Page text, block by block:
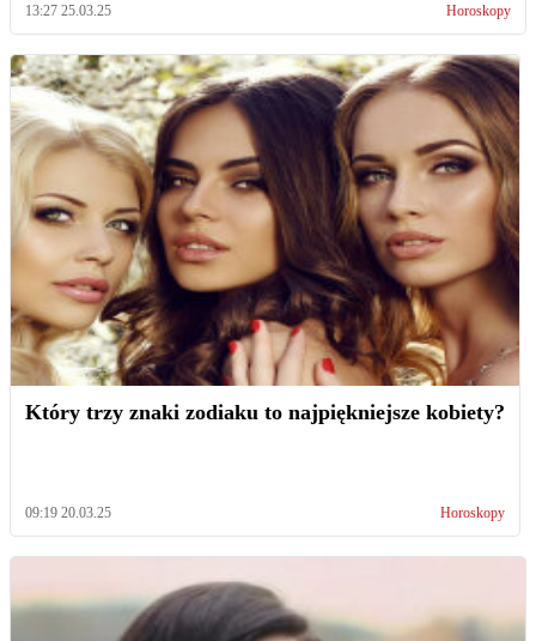
13:27 25.03.25 Horoskopy
Który trzy znaki zodiaku to najpiękniejsze kobiety?
09:19 20.03.25 Horoskopy